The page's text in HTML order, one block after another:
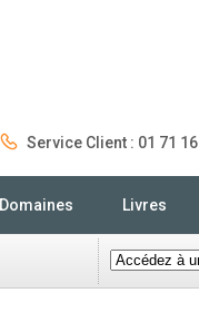
Service Client : 01 71
Domaines Livres